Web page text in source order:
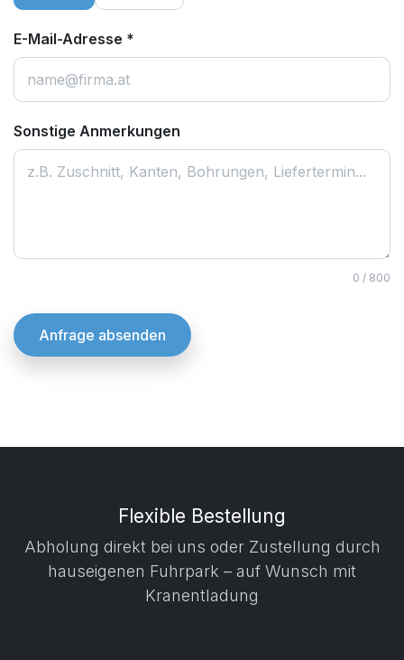
E-Mail-Adresse *
Sonstige Anmerkungen
0 / 800
Anfrage absenden
Flexible Bestellung
Abholung direkt bei uns oder Zustellung durch
hauseigenen Fuhrpark – auf Wunsch mit
Kranentladung